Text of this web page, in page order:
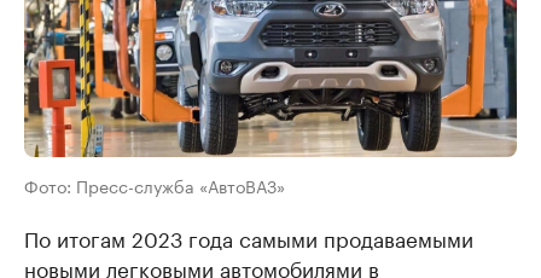
Фото: Пресс-служба «АвтоВАЗ»
По итогам 2023 года самыми продаваемыми
новыми легковыми автомобилями в